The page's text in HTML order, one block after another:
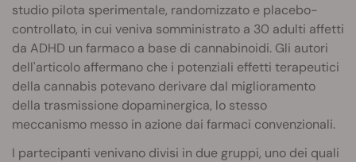
studio pilota sperimentale, randomizzato e placebo-
controllato, in cui veniva somministrato a 30 adulti affetti
da ADHD un farmaco a base di cannabinoidi. Gli autori
dell'articolo affermano che i potenziali effetti terapeutici
della cannabis potevano derivare dal miglioramento
della trasmissione dopaminergica, lo stesso
meccanismo messo in azione dai farmaci convenzionali.
I partecipanti venivano divisi in due gruppi, uno dei quali